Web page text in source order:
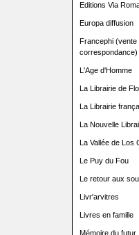
Editions Via
Europa diffusion
Francephi (vente
correspondance)
L'Age d'Homme
La Librairie de
La Librairie
La Nouvelle
La Vallée de Los
Le Puy du Fou
Le retour aux
Livr'arvitres
Livres en famille
Mémoire du futur